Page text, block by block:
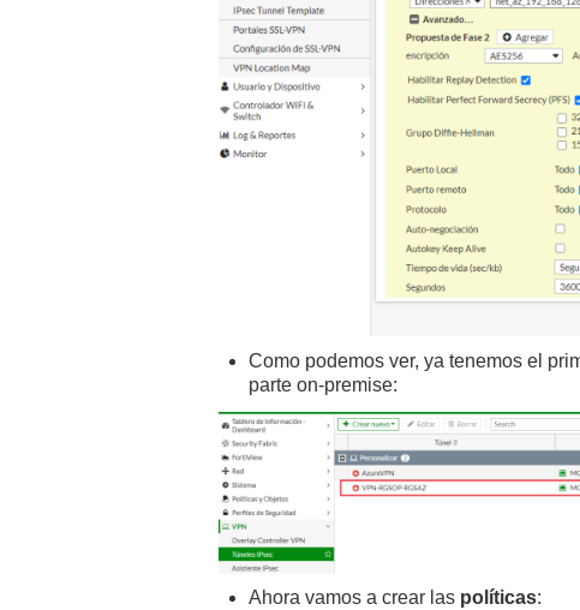
Como podemos ver, ya tenemos el
parte on-premise:
Ahora vamos a crear las políticas: